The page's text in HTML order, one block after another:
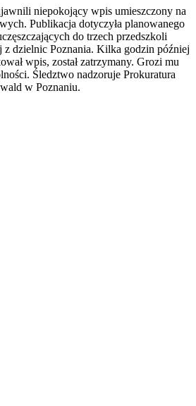
niepokojący wpis umieszczony na
Publikacja dotyczyła planowanego
do trzech przedszkoli
dzielnic Poznania. Kilka godzin później
wpis, został zatrzymany. Grozi mu
Śledztwo nadzoruje Prokuratura
w Poznaniu.